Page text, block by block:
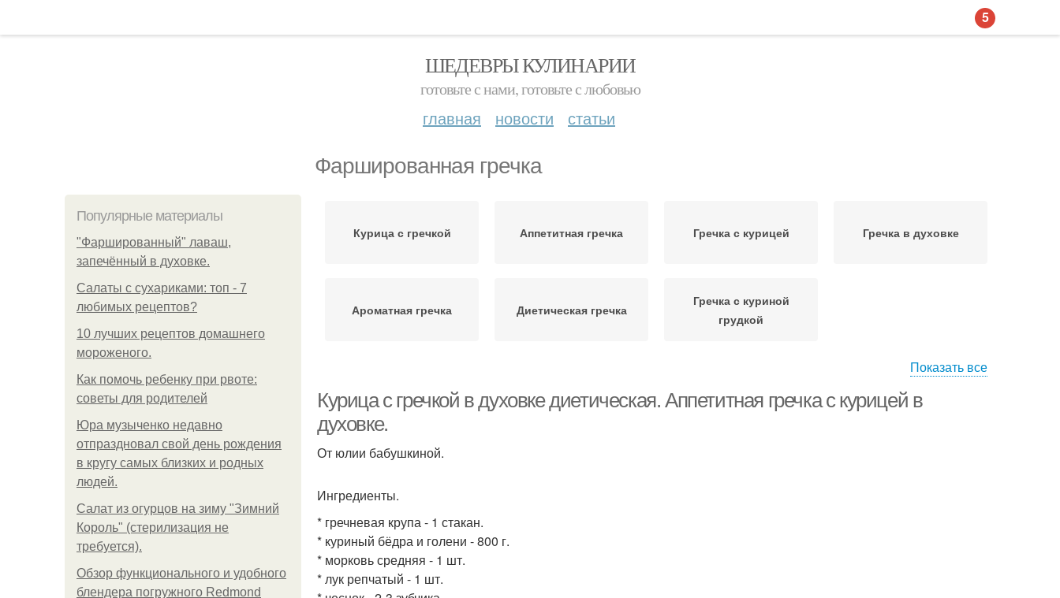
ШЕДЕВРЫ КУЛИНАРИИ
готовьте с нами, готовьте с любовью
главная новости статьи
Фаршированная гречка
Популярные материалы
"Фаршированный" лаваш,
запечённый в духовке.
Салаты с сухариками: топ - 7
любимых рецептов?
10 лучших рецептов домашнего
мороженого.
Как помочь ребенку при рвоте:
советы для родителей
Юра музыченко недавно
отпраздновал свой день рождения
в кругу самых близких и родных
людей.
Салат из огурцов на зиму "Зимний
Король" (стерилизация не
требуется).
Обзор функционального и удобного
блендера погружного Redmond
Курица с гречкой Аппетитная гречка Гречка с курицей Гречка в духовке
Ароматная гречка Диетическая гречка
Гречка с куриной
грудкой
Показать все
Курица с гречкой в духовке диетическая. Аппетитная гречка с курицей в
духовке.
От юлии бабушкиной.
Ингредиенты.
* гречневая крупа - 1 стакан.
* куриный бёдра и голени - 800 г.
* морковь средняя - 1 шт.
* лук репчатый - 1 шт.
5